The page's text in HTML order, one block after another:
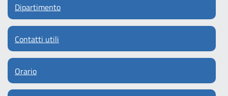
Dipartimento
Contatti utili
Orario